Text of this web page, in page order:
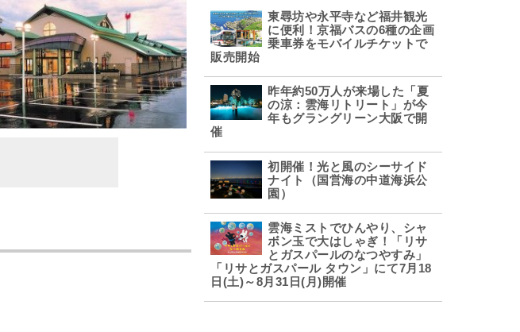
東尋坊や永平寺など福井観光
に便利！京福バスの6種の企画
乗車券をモバイルチケットで
販売開始
昨年約50万人が来場した「夏
の涼：雲海リトリート」が今
年もグラングリーン大阪で開
催
初開催！光と風のシーサイド
ナイト（国営海の中道海浜公
園）
雲海ミストでひんやり、シャ
ボン玉で大はしゃぎ！「リサ
とガスパールのなつやすみ」
「リサとガスパール タウン」にて7月18
日(土)～8月31日(月)開催